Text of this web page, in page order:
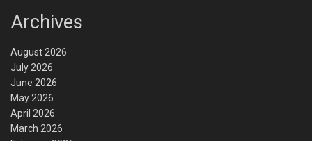
Archives
August 2026
July 2026
June 2026
May 2026
April 2026
March 2026